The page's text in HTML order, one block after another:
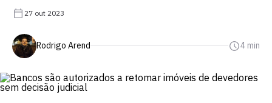
27 out 2023
Rodrigo Arend 4 min